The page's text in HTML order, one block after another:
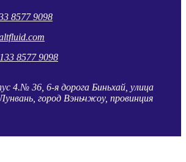
8577 9098
8577 9098
4.№ 36, 6-я дорога Биньхай, улица
город Вэньчжоу, провинция